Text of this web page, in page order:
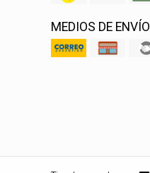
MEDIOS DE ENVÍO